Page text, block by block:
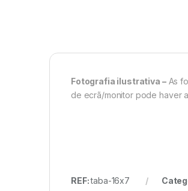
Fotografia ilustrativa –As
de ecrã/monitor pode haver
REF:taba-16x7